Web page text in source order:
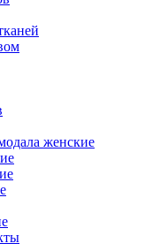
женские